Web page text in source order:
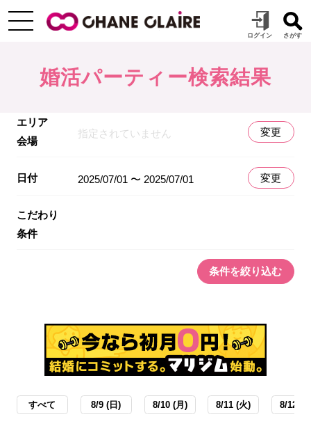
婚活パーティー検索結果
エリア
会場
指定されていません 変更
日付 2025/07/01 〜 2025/07/01 変更
こだわり
条件
条件を絞り込む
すべて 8/9 (日) 8/10 (月) 8/11 (火) 8/12 (